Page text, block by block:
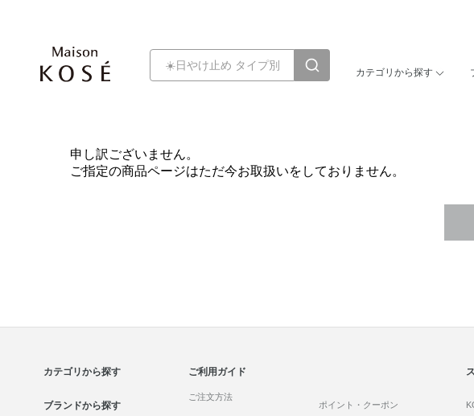
カテゴリから探す
申し訳ございません。
ご指定の商品ページはただ今お取扱いをしておりません。
カテゴリから探す
ブランドから探す
ご利用ガイド
ご注文方法
ポイント・クーポン